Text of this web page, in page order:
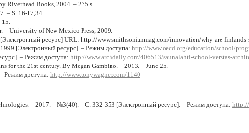
Riverhead Books, 2004. – 275 s.
– S. 16-17,34.
15.
– University of New Mexico Press, 2009.
ресурс] URL: http://www.smithsonianmag.com/innovation/why-are-
[Электронный ресурс]. – Режим доступа: http://www.oecd.org/education/school/
– Режим доступа: http://www.archdaily.com/406513/saunalahti-school-verstas-
for the 21st century. By Megan Gambino. – 2013. – June 25.
Режим доступа: http://www.tonywagner.com/1140
. – 2017. – №3(40). – С. 332-353 [Электронный ресурс]. – Режим доступа: